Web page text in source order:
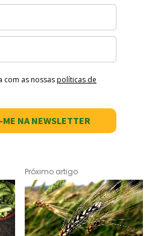
com as nossaspolíticas de
NA NEWSLETTER
Próximo artigo